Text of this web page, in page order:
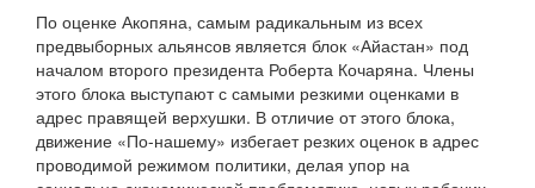
По оценке Акопяна, самым радикальным из всех
предвыборных альянсов является блок «Айастан» под
началом второго президента Роберта Кочаряна. Члены
этого блока выступают с самыми резкими оценками в
адрес правящей верхушки. В отличие от этого блока,
движение «По-нашему» избегает резких оценок в адрес
проводимой режимом политики, делая упор на